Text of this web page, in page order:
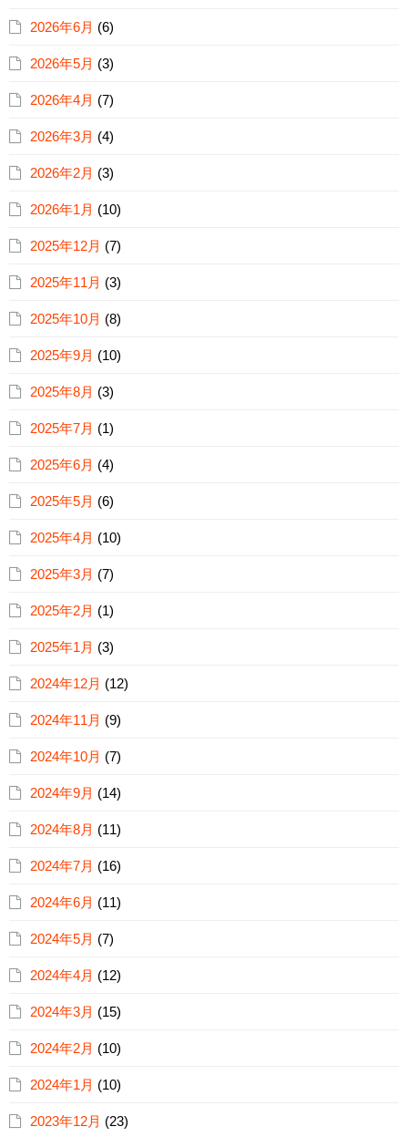
2026年6月 (6)
2026年5月 (3)
2026年4月 (7)
2026年3月 (4)
2026年2月 (3)
2026年1月 (10)
2025年12月 (7)
2025年11月 (3)
2025年10月 (8)
2025年9月 (10)
2025年8月 (3)
2025年7月 (1)
2025年6月 (4)
2025年5月 (6)
2025年4月 (10)
2025年3月 (7)
2025年2月 (1)
2025年1月 (3)
2024年12月 (12)
2024年11月 (9)
2024年10月 (7)
2024年9月 (14)
2024年8月 (11)
2024年7月 (16)
2024年6月 (11)
2024年5月 (7)
2024年4月 (12)
2024年3月 (15)
2024年2月 (10)
2024年1月 (10)
2023年12月 (23)